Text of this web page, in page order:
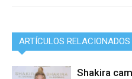
ARTÍCULOS RELACIONADOS
Shakira